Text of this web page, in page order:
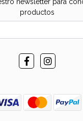
productos